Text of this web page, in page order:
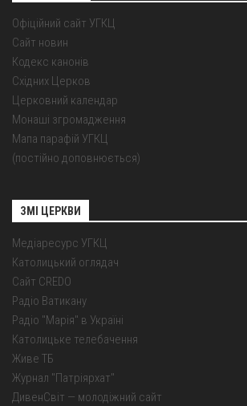
Офіційний сайт УГКЦ
Сайт новин
Кодекс канонів
Східних Церков
Церковний календар
Монаші згромадження
Мапа парафій УГКЦ
(постійно доповнюється)
ЗМІ ЦЕРКВИ
Медіаресурс УГКЦ
Католицький оглядач
Сайт CREDO
Радіо Ватикану
Радіо "Марія" в Україні
Католицьке телебачення
Живе ТБ
Журнал "Патріярхат"
ДивенСвіт — молодіжний сайт